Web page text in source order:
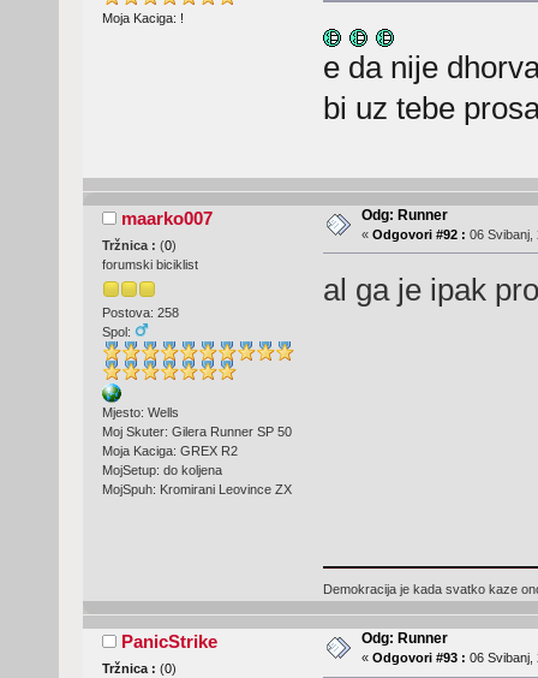
Moja Kaciga: !
e da nije
bi uz tebe
maarko007
Tržnica : (0)
forumski biciklist
Postova: 258
Spol:
Mjesto: Wells
Moj Skuter: Gilera Runner SP 50
Moja Kaciga: GREX R2
MojSetup: do koljena
MojSpuh: Kromirani Leovince ZX
Odg: Runner
« Odgovori #92 : 06 Svibanj,
al ga je ipak
Demokracija je kada svatko kaze
PanicStrike
Tržnica : (0)
Odg: Runner
« Odgovori #93 : 06 Svibanj,